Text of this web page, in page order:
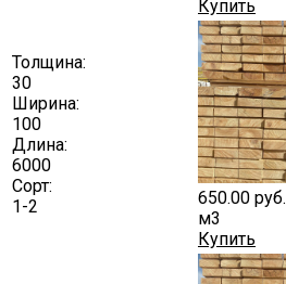
Купить
Толщина:
30
Ширина:
100
Длина:
6000
Сорт:
1-2
650.00 руб.
м3
Купить